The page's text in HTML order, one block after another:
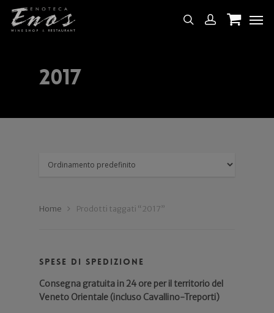
2017
Home Prodotti taggati “2017”
Spese di spedizione
Consegna gratuita in 24 ore per il territorio del
Veneto Orientale (incluso Cavallino-Treporti)